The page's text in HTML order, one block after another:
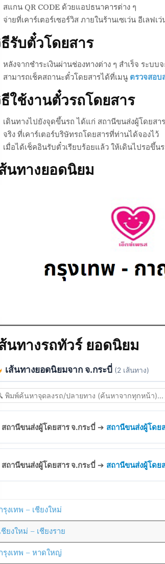
สแกน QR CODE ด้วยแอปธนาคารต่าง ๆ
จ่ายที่เคาร์เตอร์เซอร์วิส ภายในร้านเซเว่น อีเลฟเ
รับตั๋วโดยสาร
หลังจากชำระเงินผ่านช่องทางต่าง ๆ สำเร็จ ระบ
สามารถเช็คสถานะตั๋วโดยสารได้ที่เมนู ตรวจสอบ
ใช้งานตั๋วรถโดยสาร
เดินทางไปยังจุดขึ้นรถ ได้แก่ สถานีขนส่งผู้โดยส
จริง ที่เคาร์เตอร์บริษัทรถโดยสารที่ท่านได้จองไว้
เมื่อได้เช็คอินรับตั๋วเรียบร้อยแล้ว ให้เดินไปรอขึ้น
นทางยอดนิยม
นทางรถทัวร์ ยอดนิยม
เส้นทางยอดนิยมจาก จ.กระบี่ (2 เส้นทาง)
สถานีขนส่งผู้โดยสาร จ.กระบี่➔ สถานีขนส่งผู้โดย
สถานีขนส่งผู้โดยสาร จ.กระบี่➔ สถานีขนส่งผู้โดย
รุงเทพ – เชียงใหม่
ชียงใหม่ – เชียงราย
รุงเทพ – หาดใหญ่